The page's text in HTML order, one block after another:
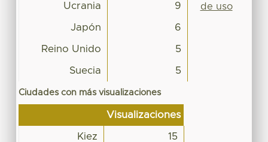
Ucrania 9
Japón 6
Reino Unido 5
Suecia 5
Ciudades con más visualizaciones
Visualizaciones
Kiez 15
de uso